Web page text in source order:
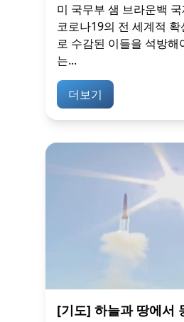
미 국무부 샘 브라운백
코로나19의 전 세계적
로 수감된 이들을 석방
는...
더보기
[기도] 하늘과 땅에서